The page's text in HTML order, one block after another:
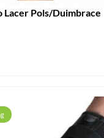
Lacer Pols/Duimbrace